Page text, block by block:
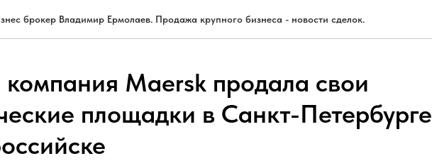
брокер Владимир Ермолаев. Продажа крупного бизнеса - новости сделок.
компания Maersk продала свои
площадки в Санкт-Петербурге